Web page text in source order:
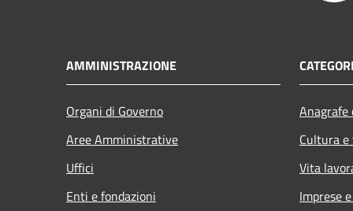
AMMINISTRAZIONE
Organi di Governo
Aree Amministrative
Uffici
Enti e fondazioni
Cultura
Vita
Imprese